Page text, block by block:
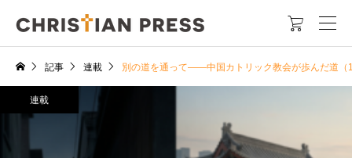

記事 連載 別の道を通って――中国カトリック教会が歩んだ道
連載